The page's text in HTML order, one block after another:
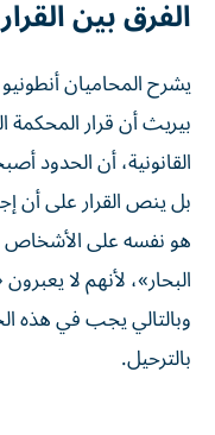
الفرق بين
يشرح المحاميان
بيريث أن قرار المحكمة
القانونية، أن الحدود
بل ينص القرار على أن
هو نفسه على الأشخاص
البحار»، لأنهم لا
وبالتالي يجب في هذه
بالترحيل.